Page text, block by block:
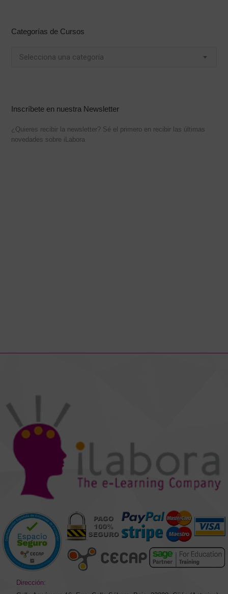
Categorías de Cursos
Selecciona una categoría
Inscríbete en nuestra Newsletter
¿Quieres recibir la newsletter? Sé el primero en recibir las últimas
novedades sobre iLabora
Dirección: